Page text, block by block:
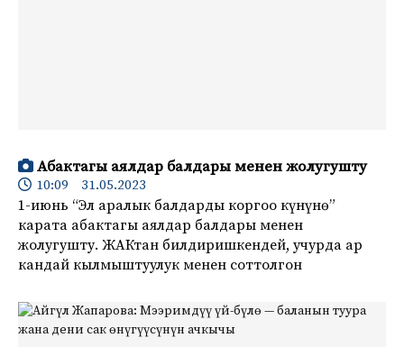
Абактагы аялдар балдары менен жолугушту
10:09 31.05.2023
1-июнь “Эл аралык балдарды коргоо күнүнө”
карата абактагы аялдар балдары менен
жолугушту. ЖАКтан билдиришкендей, учурда ар
кандай кылмыштуулук менен соттолгон